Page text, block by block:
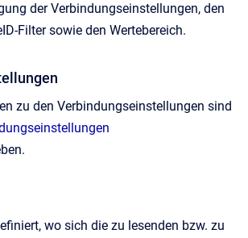
der Verbindungseinstellungen, den
Filter sowie den Wertebereich.
zu den Verbindungseinstellungen sind
wo sich die zu lesenden bzw. zu